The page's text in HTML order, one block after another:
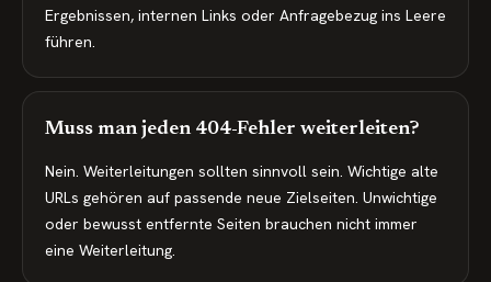
Ergebnissen, internen Links oder Anfragebezug ins Leere
führen.
Muss man jeden 404-Fehler weiterleiten?
Nein. Weiterleitungen sollten sinnvoll sein. Wichtige alte
URLs gehören auf passende neue Zielseiten. Unwichtige
oder bewusst entfernte Seiten brauchen nicht immer
eine Weiterleitung.